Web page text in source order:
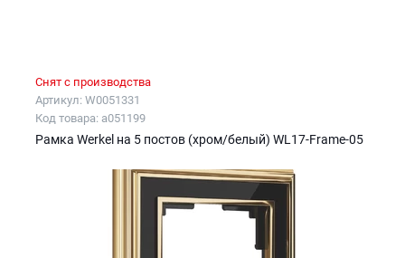
Снят с производства
Артикул: W0051331
Код товара: a051199
Рамка Werkel на 5 постов (хром/белый) WL17-Frame-05